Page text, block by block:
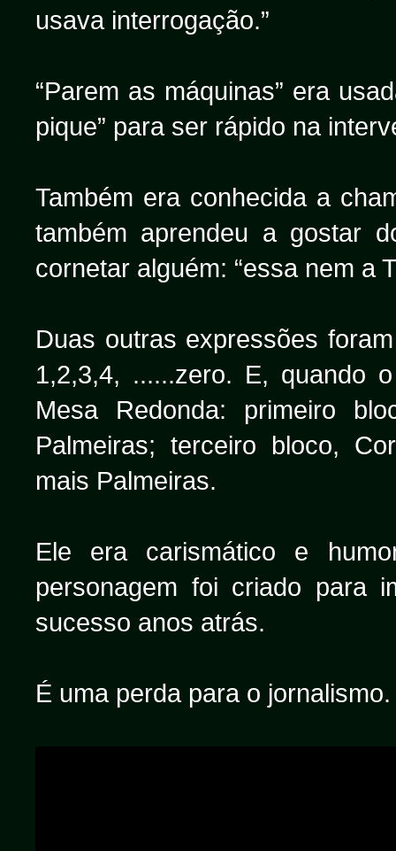
usava interrogação.”
“Parem as máquinas” era
pique” para ser rápido na
Também era conhecida a
também aprendeu a gostar
cornetar alguém: “essa nem a
Duas outras expressões
1,2,3,4, ......zero. E, quando
Mesa Redonda: primeiro
Palmeiras; terceiro bloco,
mais Palmeiras.
Ele era carismático e
personagem foi criado para
sucesso anos atrás.
É uma perda para o jornalismo.